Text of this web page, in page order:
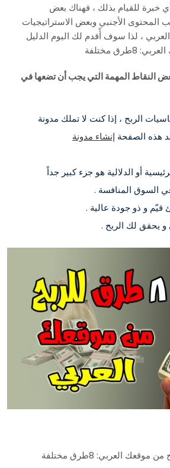
خبرة للقيام بذلك ، فهناك بعض
المحتوى الأجنبي وبعض الاستراتيجيات
، لذا سوف أًقدم لك اليوم الدليل
مختلفة
النقاط المهمة التي يجب أن تضعها في
الربح ، إذا كنت لا تملك مدونة
هذه الصفحة إنشاء مدونة
أو الدلالية هو جزء كبير جداً
السوق المنافسة .
و ذو جودة عالية .
يحقق لك الربح .
العربي: 8طرق مختلفة